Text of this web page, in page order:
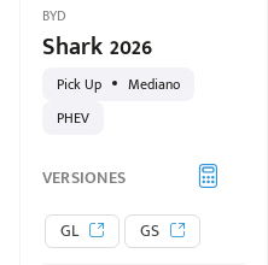
Shark 2026
BYD
Pick Up
Mediano
PHEV
VERSIONES
GL
GS